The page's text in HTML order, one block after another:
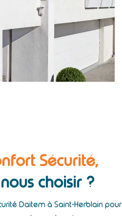
Sécurité,
choisir ?
Daitem à Saint-Herblain pour